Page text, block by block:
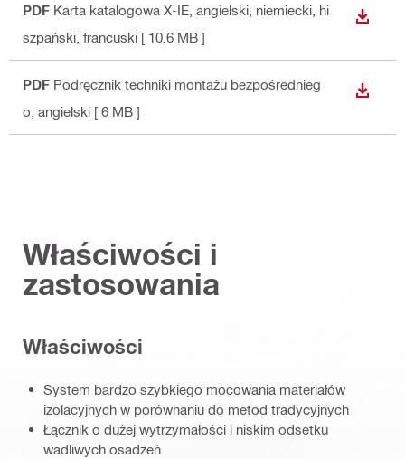
PDF Karta katalogowa X-IE , angielski, niemiecki, hi
szpański, francuski [ 10.6 MB ]
PDF Podręcznik techniki montażu bezpośrednieg
o , angielski [ 6 MB ]
Właściwości i
zastosowania
Właściwości
System bardzo szybkiego mocowania materiałów
izolacyjnych w porównaniu do metod tradycyjnych
Łącznik o dużej wytrzymałości i niskim odsetku
wadliwych osadzeń